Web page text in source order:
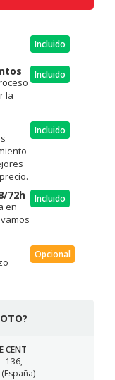
Incluido
la
Incluido
Incluido
72h
en
Incluido
Opcional
CENT
136,